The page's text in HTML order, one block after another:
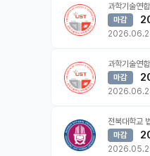
과학기술연
마감
과학기술연
마감
전북대학교
마감